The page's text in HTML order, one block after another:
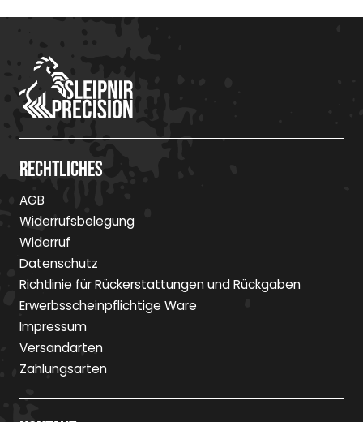
Rechtliches
AGB
Widerrufsbelegung
Widerruf
Datenschutz
Richtlinie für Rückerstattungen und Rückgaben
Erwerbsscheinpflichtige Ware
Impressum
Versandarten
Zahlungsarten